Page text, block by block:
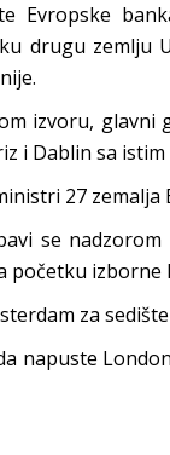
Evropske
drugu zemlju
izvoru,
i Dablin sa
27 zemalja
se
početku izborne
za
napuste